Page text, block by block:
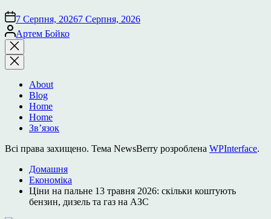
7 Серпня, 20267 Серпня, 2026
Опубліковано
Артем Бойко
Закрити
пошук
About
Blog
Home
Home
Зв’язок
Всі права захищено. Тема NewsBerry розроблена WPInterface.
Домашня
Економіка
Ціни на пальне 13 травня 2026: скільки коштують
бензин, дизель та газ на АЗС